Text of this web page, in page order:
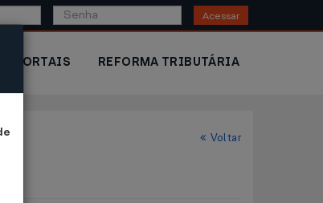
Acessar
PORTAIS REFORMA TRIBUTÁRIA
Voltar